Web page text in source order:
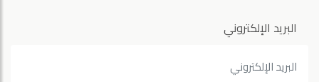
البريد الإلكتروني